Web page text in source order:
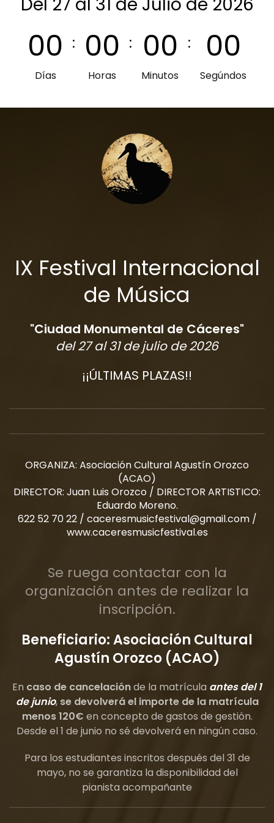
00
Días
: 00
Horas
: 00
Minutos
: 00
Segúndos
IX Festival Internacional
de Música
"Ciudad Monumental de Cáceres"
del 27 al 31 de julio de 2026
¡¡ÚLTIMAS PLAZAS!!
ORGANIZA: Asociación Cultural Agustín Orozco
(ACAO)
DIRECTOR: Juan Luis Orozco / DIRECTOR ARTISTICO:
Eduardo Moreno.
622 52 70 22/ caceresmusicfestival@gmail.com/
www.caceresmusicfestival.es
Se ruega contactar con la
organización antes de realizar la
inscripción.
Beneficiario: Asociación Cultural
Agustín Orozco (ACAO)
En caso de cancelaciónde la matrícula antes del 1
de junio, se devolverá el importe de la matrícula
menos 120€ en concepto de gastos de gestión.
Desde el 1 de junio no sé devolverá en ningún caso.
Para los estudiantes inscritos después del 31 de
mayo, no se garantiza la disponibilidad del
pianista acompañante